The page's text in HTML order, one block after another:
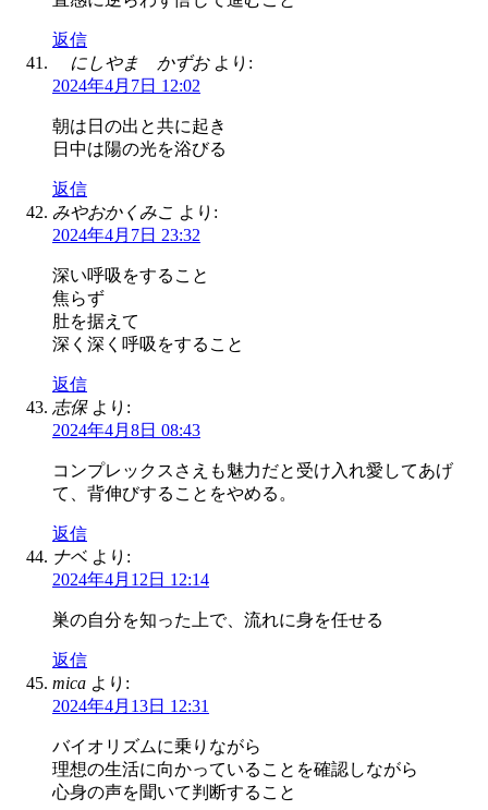
返信
にしやま かずお より:
2024年4月7日 12:02
朝は日の出と共に起き
日中は陽の光を浴びる
返信
みやおかくみこ より:
2024年4月7日 23:32
深い呼吸をすること
焦らず
肚を据えて
深く深く呼吸をすること
返信
志保 より:
2024年4月8日 08:43
コンプレックスさえも魅力だと受け入れ愛してあげ
て、背伸びすることをやめる。
返信
ナベ より:
2024年4月12日 12:14
巣の自分を知った上で、流れに身を任せる
返信
mica より:
2024年4月13日 12:31
バイオリズムに乗りながら
理想の生活に向かっていることを確認しながら
心身の声を聞いて判断すること